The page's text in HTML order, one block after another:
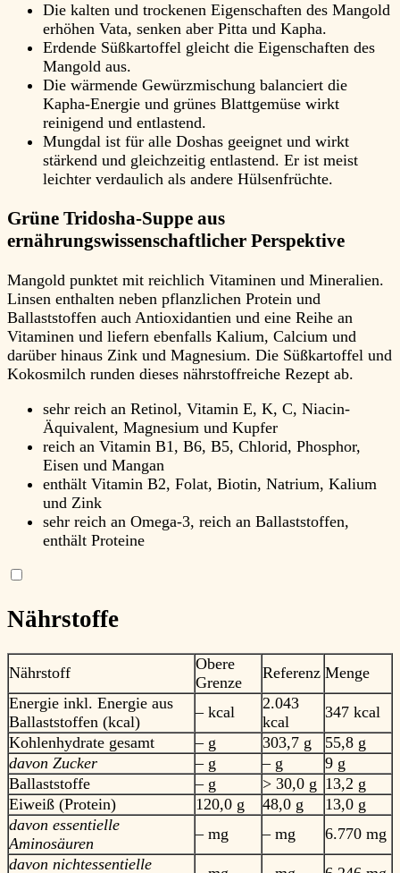
Die kalten und trockenen Eigenschaften des Mangold
erhöhen Vata, senken aber Pitta und Kapha.
Erdende Süßkartoffel gleicht die Eigenschaften des
Mangold aus.
Die wärmende Gewürzmischung balanciert die
Kapha-Energie und grünes Blattgemüse wirkt
reinigend und entlastend.
Mungdal ist für alle Doshas geeignet und wirkt
stärkend und gleichzeitig entlastend. Er ist meist
leichter verdaulich als andere Hülsenfrüchte.
Grüne Tridosha-Suppe aus
ernährungswissenschaftlicher Perspektive
Mangold punktet mit reichlich Vitaminen und Mineralien.
Linsen enthalten neben pflanzlichen Protein und
Ballaststoffen auch Antioxidantien und eine Reihe an
Vitaminen und liefern ebenfalls Kalium, Calcium und
darüber hinaus Zink und Magnesium. Die Süßkartoffel und
Kokosmilch runden dieses nährstoffreiche Rezept ab.
sehr reich an Retinol, Vitamin E, K, C, Niacin-
Äquivalent, Magnesium und Kupfer
reich an Vitamin B1, B6, B5, Chlorid, Phosphor,
Eisen und Mangan
enthält Vitamin B2, Folat, Biotin, Natrium, Kalium
und Zink
sehr reich an Omega-3, reich an Ballaststoffen,
enthält Proteine
Nährstoffe
Nährstoff
Obere
Grenze
Referenz Menge
Energie inkl. Energie aus
Ballaststoffen (kcal)
– kcal
2.043
kcal
347 kcal
Kohlenhydrate gesamt
– g 303,7 g
55,8 g
davon Zucker
– g – g
9 g
Ballaststoffe
– g > 30,0 g 13,2 g
Eiweiß (Protein)
120,0 g 48,0 g
13,0 g
davon essentielle
Aminosäuren
– mg – mg
6.770 mg
davon nichtessentielle